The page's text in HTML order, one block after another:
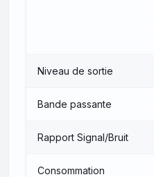
Niveau de sortie
Bande passante
Rapport Signal/Bruit
Consommation